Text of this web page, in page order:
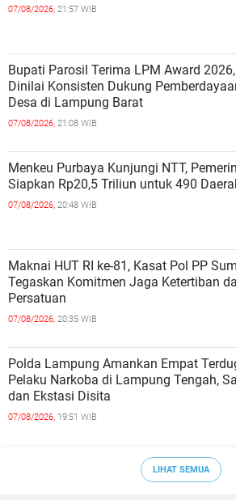
07/08/2026, 21:57 WIB
Bupati Parosil Terima LPM Award 2026,
Dinilai Konsisten Dukung
Desa di Lampung Barat
07/08/2026, 21:08 WIB
Menkeu Purbaya Kunjungi NTT,
Siapkan Rp20,5 Triliun untuk 490
07/08/2026, 20:48 WIB
Maknai HUT RI ke-81, Kasat Pol PP
Tegaskan Komitmen Jaga Ketertiban
Persatuan
07/08/2026, 20:35 WIB
Polda Lampung Amankan Empat
Pelaku Narkoba di Lampung Tengah,
dan Ekstasi Disita
07/08/2026, 19:51 WIB
LIHAT SEMUA